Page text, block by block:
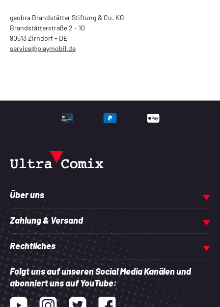
geobra Brandstätter Stiftung & Co. KG
Brandstätterstraße 2 - 10
90513 Zirndorf - DE
service@playmobil.de
UNTERSTÜTZTE
Über uns
Zahlung & Versand
Rechtliches
Folgt uns auf unseren Social Media Kanälen und
abonniert uns auf YouTube:
Youtube InstagramTwitter Facebook